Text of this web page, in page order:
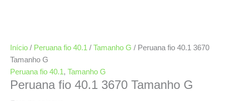
Início / Peruana fio 40.1 / Tamanho G / Peruana fio 40.1 3670
Tamanho G
Peruana fio 40.1 , Tamanho G
Peruana fio 40.1 3670 Tamanho G